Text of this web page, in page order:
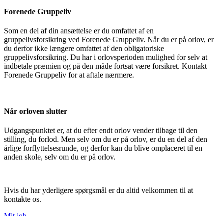
Forenede Gruppeliv
Som en del af din ansættelse er du omfattet af en
gruppelivsforsikring ved Forenede Gruppeliv. Når du er på orlov, er
du derfor ikke længere omfattet af den obligatoriske
gruppelivsforsikring. Du har i orlovsperioden mulighed for selv at
indbetale præmien og på den måde fortsat være forsikret. Kontakt
Forenede Gruppeliv for at aftale nærmere.
Når orloven slutter
Udgangspunktet er, at du efter endt orlov vender tilbage til den
stilling, du forlod. Men selv om du er på orlov, er du en del af den
årlige forflyttelsesrunde, og derfor kan du blive omplaceret til en
anden skole, selv om du er på orlov.
Hvis du har yderligere spørgsmål er du altid velkommen til at
kontakte os.